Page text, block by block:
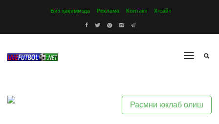
Биз ҳақимизда Реклама Контакт Х-сайт
Расмни юклаб олиш